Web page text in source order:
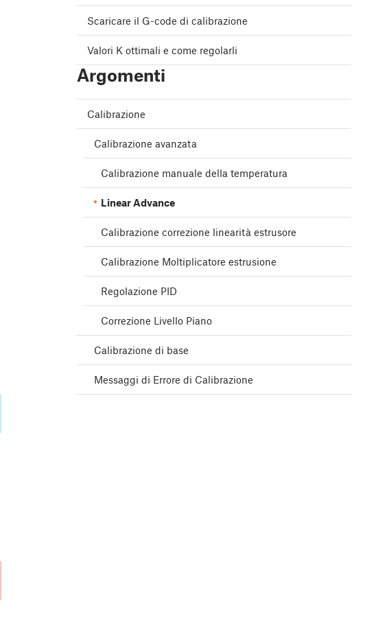
Scaricare il G-code di calibrazione
Valori K ottimali e come regolarli
Argomenti
Calibrazione
Calibrazione avanzata
Calibrazione manuale della temperatura
Linear Advance
Calibrazione correzione linearità estrusore
Calibrazione Moltiplicatore estrusione
Regolazione PID
Correzione Livello Piano
Calibrazione di base
Messaggi di Errore di Calibrazione